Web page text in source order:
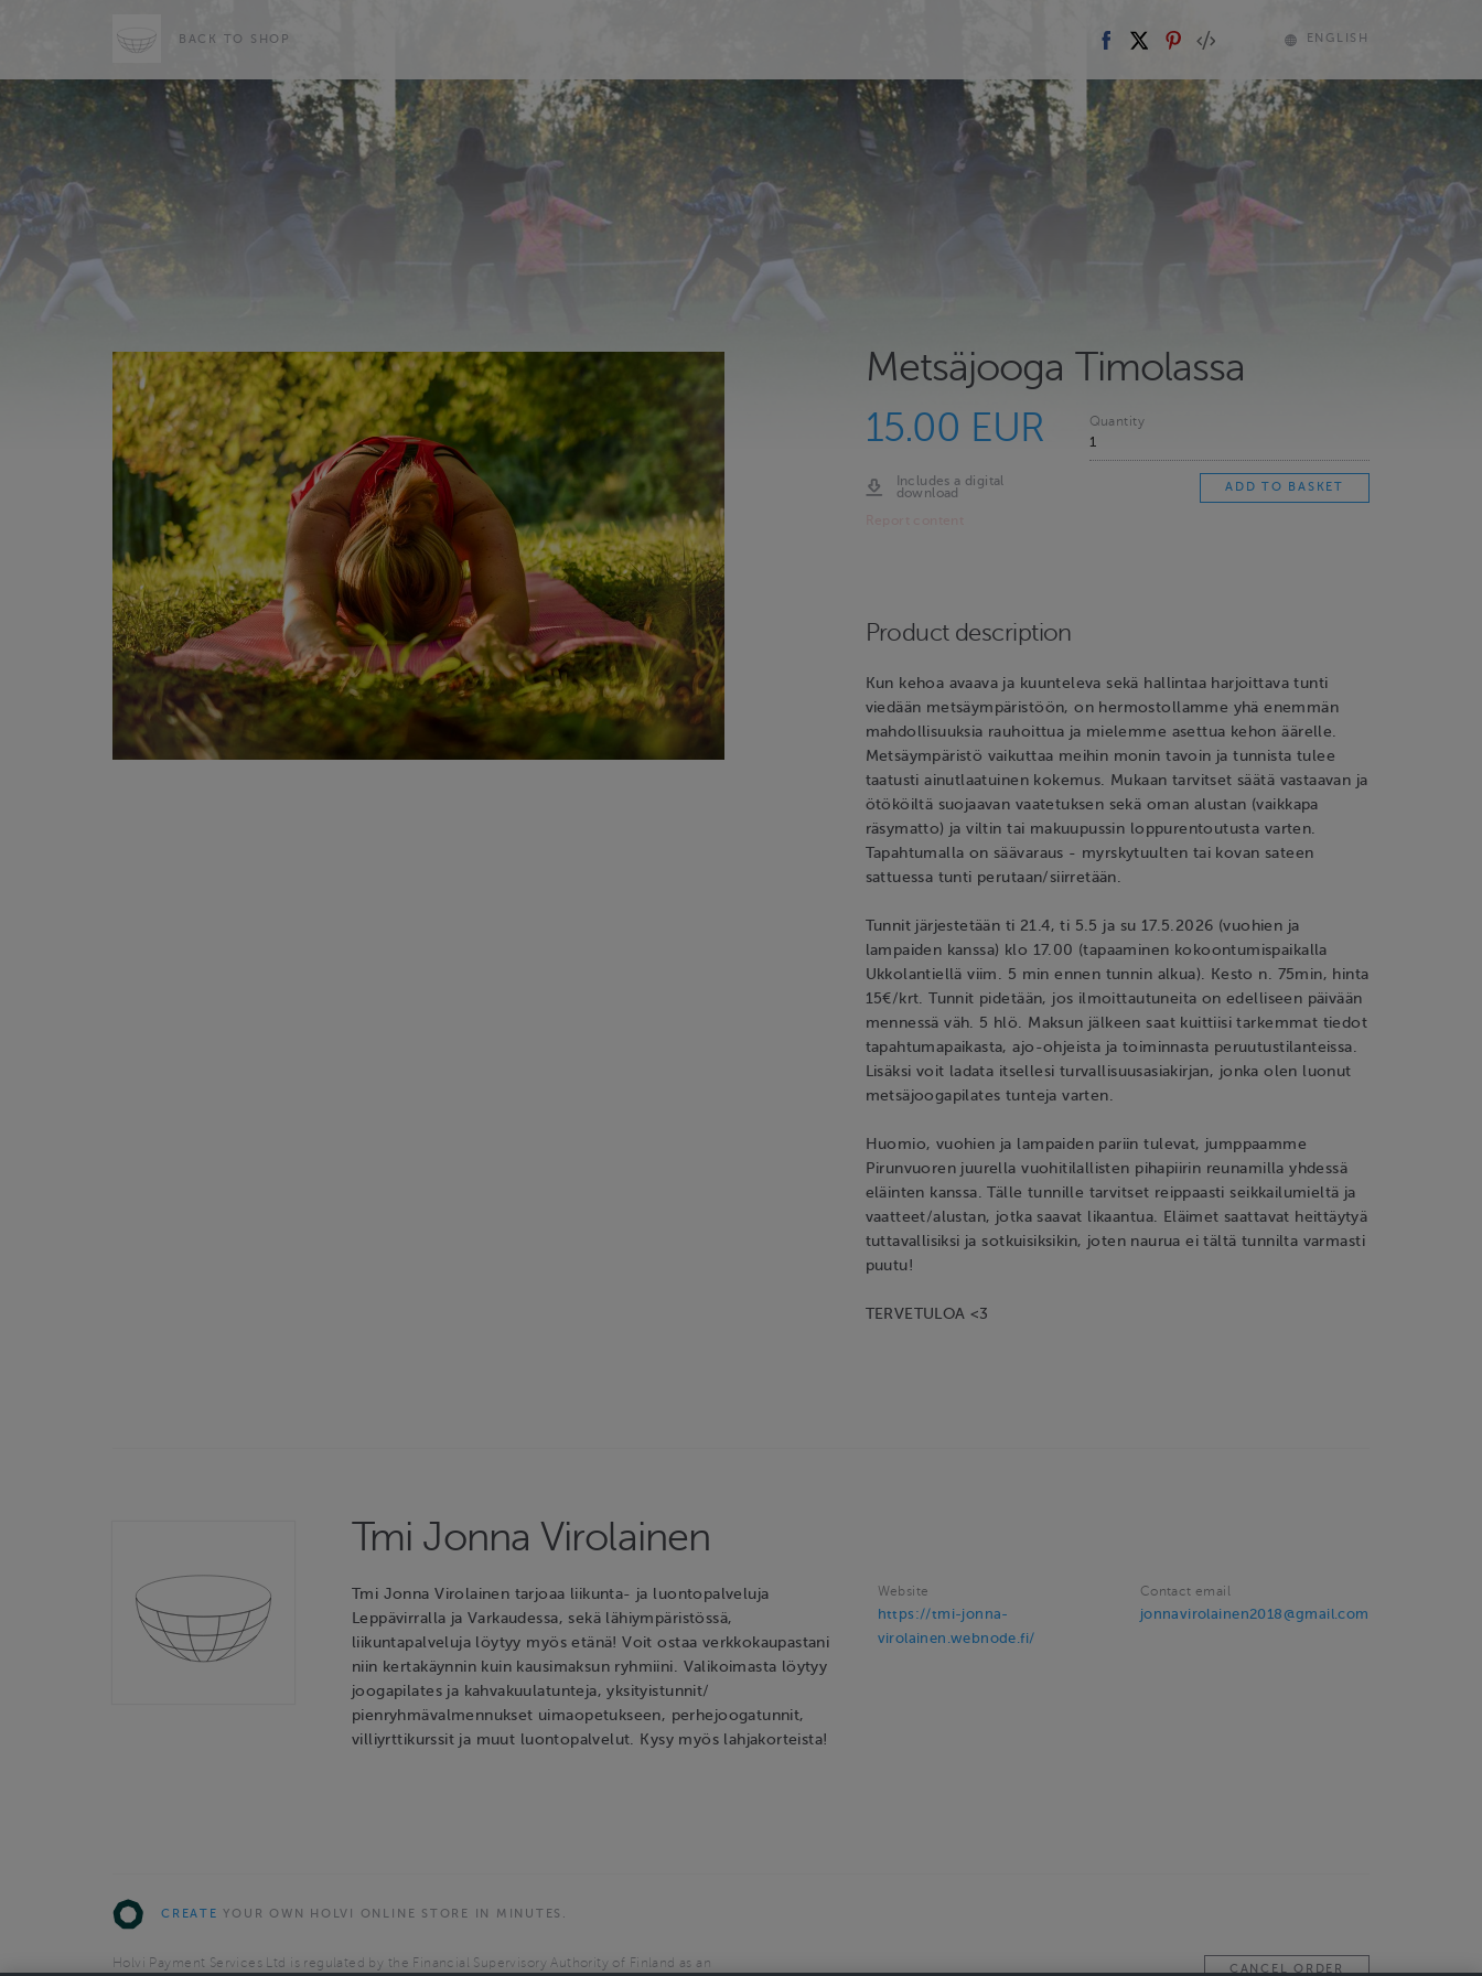
BACK TO SHOP ENGLISH
Metsäjooga Timolassa
15.00 EUR
Includes a digital
download
Quantity
Product description
Kun kehoa avaava ja kuunteleva sekä hallintaa harjoittava tunti
viedään metsäympäristöön, on hermostollamme yhä enemmän
mahdollisuuksia rauhoittua ja mielemme asettua kehon äärelle.
Metsäympäristö vaikuttaa meihin monin tavoin ja tunnista tulee
taatusti ainutlaatuinen kokemus. Mukaan tarvitset säätä vastaavan ja
ötököiltä suojaavan vaatetuksen sekä oman alustan (vaikkapa
räsymatto) ja viltin tai makuupussin loppurentoutusta varten.
Tapahtumalla on säävaraus - myrskytuulten tai kovan sateen
sattuessa tunti perutaan/siirretään.
Tunnit järjestetään ti 21.4, ti 5.5 ja su 17.5.2026 (vuohien ja
lampaiden kanssa) klo 17.00 (tapaaminen kokoontumispaikalla
Ukkolantiellä viim. 5 min ennen tunnin alkua). Kesto n. 75min, hinta
15€/krt. Tunnit pidetään, jos ilmoittautuneita on edelliseen päivään
mennessä väh. 5 hlö. Maksun jälkeen saat kuittiisi tarkemmat tiedot
tapahtumapaikasta, ajo-ohjeista ja toiminnasta peruutustilanteissa.
Lisäksi voit ladata itsellesi turvallisuusasiakirjan, jonka olen luonut
metsäjoogapilates tunteja varten.
Huomio, vuohien ja lampaiden pariin tulevat, jumppaamme
Pirunvuoren juurella vuohitilallisten pihapiirin reunamilla yhdessä
eläinten kanssa. Tälle tunnille tarvitset reippaasti seikkailumieltä ja
vaatteet/alustan, jotka saavat likaantua. Eläimet saattavat heittäytyä
tuttavallisiksi ja sotkuisiksikin, joten naurua ei tältä tunnilta varmasti
puutu!
TERVETULOA <3
Tmi Jonna Virolainen
Tmi Jonna Virolainen tarjoaa liikunta- ja luontopalveluja
Leppävirralla ja Varkaudessa, sekä lähiympäristössä,
liikuntapalveluja löytyy myös etänä! Voit ostaa verkkokaupastani
niin kertakäynnin kuin kausimaksun ryhmiini. Valikoimasta löytyy
joogapilates ja kahvakuulatunteja, yksityistunnit/
pienryhmävalmennukset uimaopetukseen, perhejoogatunnit,
villiyrttikurssit ja muut luontopalvelut. Kysy myös lahjakorteista!
Website
https://tmi-jonna-
virolainen.webnode.fi/
Contact email
jonnavirolainen2018@gmail.com
CREATE YOUR OWN HOLVI ONLINE STORE IN MINUTES.
Holvi Payment Services Ltd is regulated by the Financial Supervisory Authority of Finland as an
CANCEL ORDER